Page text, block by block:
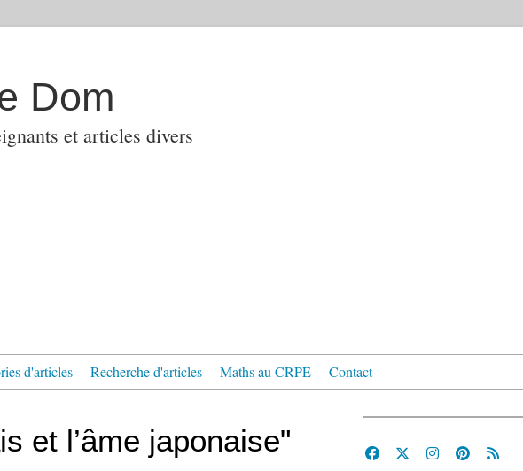
Dom
et articles divers
d'articles Recherche d'articles Maths au CRPE Contact
et l’âme japonaise"